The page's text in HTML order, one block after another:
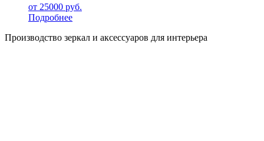
от 25000 руб.
Подробнее
Производство зеркал и аксессуаров для интерьера